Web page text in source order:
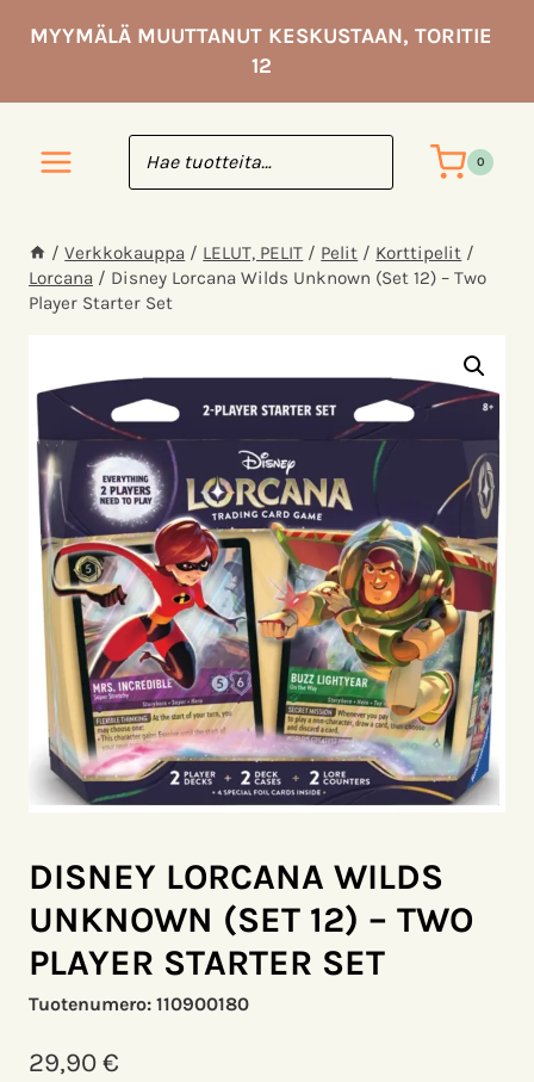
sisältöön
MYYMÄLÄ MUUTTANUT KESKUSTAAN, TORITIE
12
0
/ Verkkokauppa / LELUT, PELIT / Pelit / Korttipelit /
Lorcana / Disney Lorcana Wilds Unknown (Set 12) – Two
Player Starter Set
DISNEY LORCANA WILDS
UNKNOWN (SET 12) – TWO
PLAYER STARTER SET
Tuotenumero: 110900180
29,90€